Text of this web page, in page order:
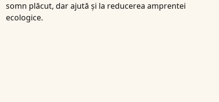
somn plăcut, dar ajută și la reducerea amprentei
ecologice.